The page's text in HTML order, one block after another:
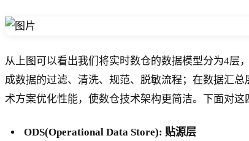
从上图可以看出我们将实时数仓的数据模型分为4层
成数据的过滤、清洗、规范、脱敏流程；在数据汇
术方案优化性能，使数仓技术架构更简洁。下面对这
ODS(Operational Data Store): 贴源层